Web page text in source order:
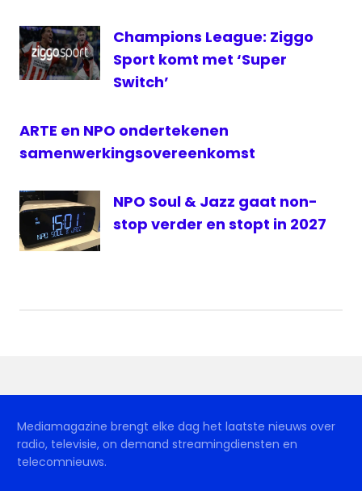
Champions League: Ziggo
Sport komt met ‘Super
Switch’
ARTE en NPO ondertekenen
samenwerkingsovereenkomst
NPO Soul & Jazz gaat non-
stop verder en stopt in 2027
Mediamagazine brengt elke dag het laatste nieuws over
radio, televisie, on demand streamingdiensten en
telecomnieuws.